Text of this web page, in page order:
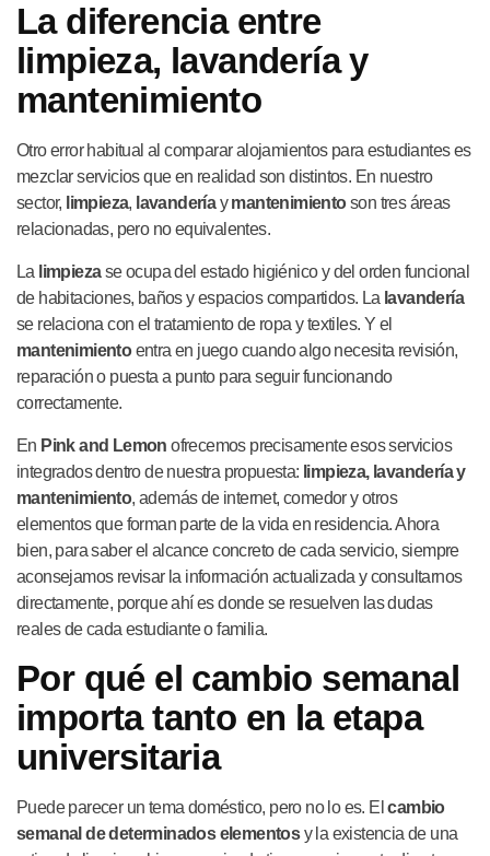
La diferencia entre
limpieza, lavandería y
mantenimiento
Otro error habitual al comparar alojamientos para estudiantes es
mezclar servicios que en realidad son distintos. En nuestro
sector, limpieza, lavanderíaymantenimientoson tres áreas
relacionadas, pero no equivalentes.
La limpiezase ocupa del estado higiénico y del orden funcional
de habitaciones, baños y espacios compartidos. La lavandería
se relaciona con el tratamiento de ropa y textiles. Y el
mantenimientoentra en juego cuando algo necesita revisión,
reparación o puesta a punto para seguir funcionando
correctamente.
En Pink and Lemon ofrecemos precisamente esos servicios
integrados dentro de nuestra propuesta: limpieza, lavandería y
mantenimiento, además de internet, comedor y otros
elementos que forman parte de la vida en residencia. Ahora
bien, para saber el alcance concreto de cada servicio, siempre
aconsejamos revisar la información actualizada y consultarnos
directamente, porque ahí es donde se resuelven las dudas
reales de cada estudiante o familia.
Por qué el cambio semanal
importa tanto en la etapa
universitaria
Puede parecer un tema doméstico, pero no lo es. Elcambio
semanal de determinados elementosy la existencia de una